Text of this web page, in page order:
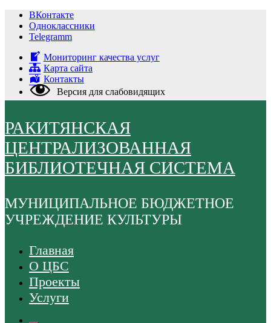
Перейти
содержимому
ВКонтакте
Одноклассники
Telegramm
Мониторинг качества услуг
Карта сайта
Контакты
Версия для слабовидящих
РАКИТЯНСКАЯ
ЦЕНТРАЛИЗОВАННАЯ
БИБЛИОТЕЧНАЯ СИСТЕМА
МУНИЦИПАЛЬНОЕ БЮДЖЕТНОЕ
УЧРЕЖДЕНИЕ КУЛЬТУРЫ
Главная
О ЦБС
Проекты
Услуги